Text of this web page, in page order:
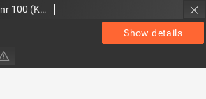
Show details
Echo Dnia 1998, R.24, nr 100 (Kielce, Radom, Tarnobrzeg, Mielec)